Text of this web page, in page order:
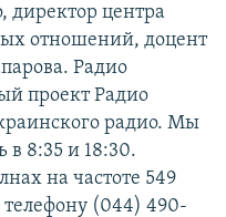
директор центра
отношений, доцент
Радио
проект Радио
радио. Мы
8:35 и 18:30.
на частоте 549
телефону (044) 490-